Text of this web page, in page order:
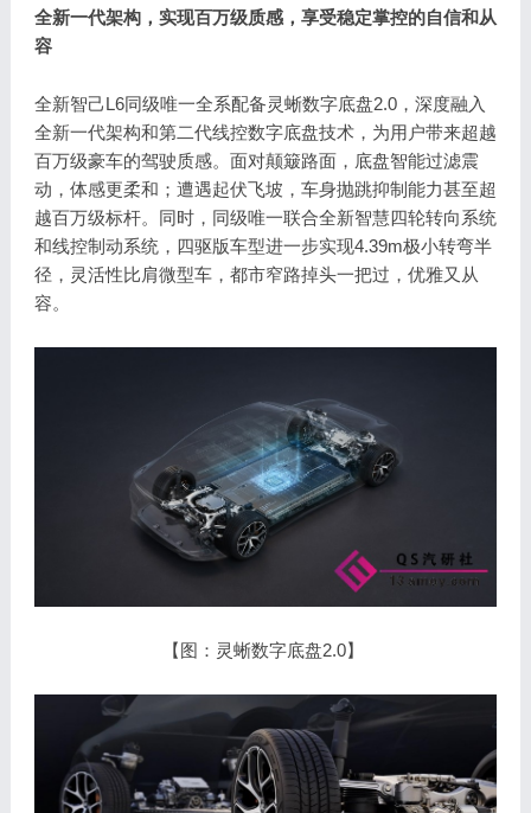
全新一代架构，实现百万级质感，享受稳定掌控的自信和从
容
全新智己L6同级唯一全系配备灵蜥数字底盘2.0，深度融入
全新一代架构和第二代线控数字底盘技术，为用户带来超越
百万级豪车的驾驶质感。面对颠簸路面，底盘智能过滤震
动，体感更柔和；遭遇起伏飞坡，车身抛跳抑制能力甚至超
越百万级标杆。同时，同级唯一联合全新智慧四轮转向系统
和线控制动系统，四驱版车型进一步实现4.39m极小转弯半
径，灵活性比肩微型车，都市窄路掉头一把过，优雅又从
容。
【图：灵蜥数字底盘2.0】